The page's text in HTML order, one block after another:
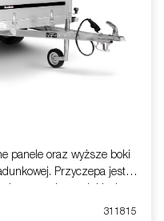
panele oraz wyższe boki
Przyczepa jest
panel przedni i tylny
wersje
311815